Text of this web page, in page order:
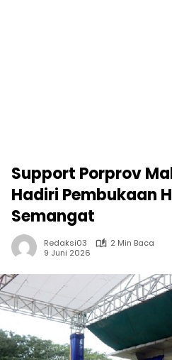
Support Porprov
Hadiri Pembukaan
Semangat
Redaksi03
2 Min Baca
9 Juni 2026